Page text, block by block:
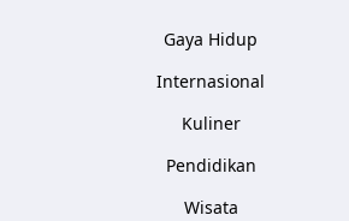
Gaya Hidup
Internasional
Kuliner
Pendidikan
Wisata